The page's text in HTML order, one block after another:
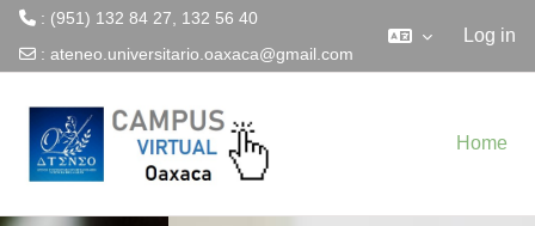
: (951) 132 84 27, 132 56 40
: ateneo.universitario.oaxaca@gmail.com
Log in
Home